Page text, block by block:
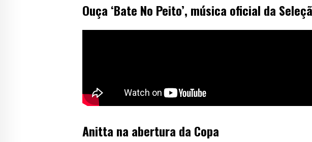
Ouça ‘Bate No Peito’, música oficial da
Anitta na abertura da Copa